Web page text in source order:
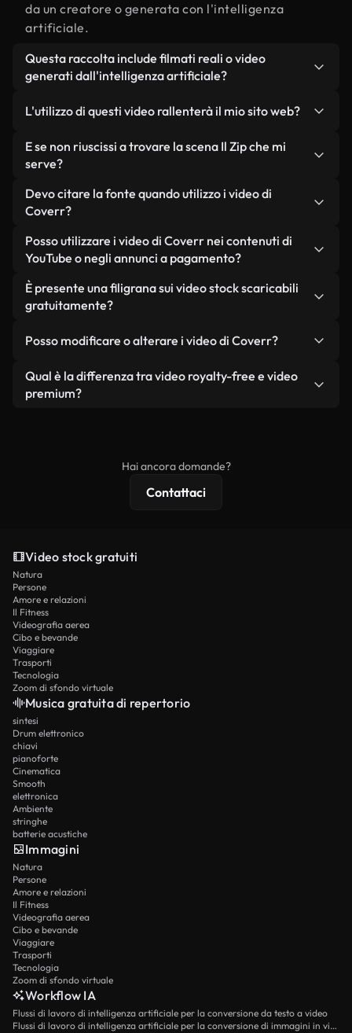
da un creatore o generata con l'intelligenza
artificiale.
Questa raccolta include filmati reali o video
generati dall'intelligenza artificiale?
da filmati reali, girati da persone, relativi a Il Zip, e
da video generati dall'intelligenza artificiale. Ogni
video è chiaramente etichettato, così saprai
L'utilizzo di questi video rallenterà il mio sito web?
Non se scegli le nostre versioni ottimizzate.
Offriamo formati leggeri e pronti per il web,
mantengono alta la qualità, riducono al minimo i
tempi di caricamento e migliorano parametri
come LCP.
E se non riuscissi a trovare la scena Il Zip che mi
serve?
Puoi crearne uno all'istante utilizzando Coverr AI
Studio. Ti basta descrivere la scena, ad esempio "Il
secondi un video personalizzato in conformità con
i nostri standard di licenza.
Devo citare la fonte quando utilizzo i video di
Coverr?
Non è richiesto alcun riconoscimento dell'autore.
Tutti i video presenti nella nostra libreria sono
senza citare il creatore, sebbene sia sempre
gradito.
Posso utilizzare i video di Coverr nei contenuti di
YouTube o negli annunci a pagamento?
Sì. Tutti i filmati di Coverr possono essere utilizzati
in video monetizzati su YouTube, promozioni sui
condizione che non si rivendano o ridistribuiscano
È presente una filigrana sui video stock scaricabili
gratuitamente?
reali o generati dall'intelligenza artificiale, include
filigrane. Avrai a disposizione filmati puliti e pronti
all'uso.
Posso modificare o alterare i video di Coverr?
Sì. Siete liberi di tagliare, ritagliare o remixare i
nostri video. Assicuratevi solo che il prodotto
Qual è la differenza tra video royalty-free e video
premium?
Hai ancora domande?
Contattaci
Video stock gratuiti
Natura
Persone
Amore e relazioni
Il Fitness
Videografia aerea
Cibo e bevande
Viaggiare
Trasporti
Tecnologia
Zoom di sfondo virtuale
Musica gratuita di repertorio
sintesi
Drum elettronico
chiavi
pianoforte
Cinematica
Smooth
elettronica
Ambiente
stringhe
batterie acustiche
Immagini
Natura
Persone
Amore e relazioni
Il Fitness
Videografia aerea
Cibo e bevande
Viaggiare
Trasporti
Tecnologia
Zoom di sfondo virtuale
Workflow IA
Flussi di lavoro di intelligenza artificiale per la conversione da testo a video
Flussi di lavoro di intelligenza artificiale per la conversione di immagini in video